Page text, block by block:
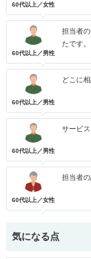
60代以上／女性
60代以上／男性
担当者
たです。
60代以上／男性
どこに
60代以上／男性
サービ
60代以上／女性
担当者
気になる点